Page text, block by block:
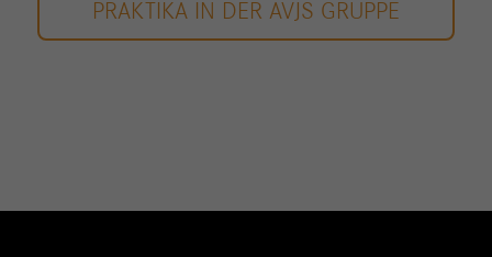
PRAKTIKA IN DER AVJS GRUPPE